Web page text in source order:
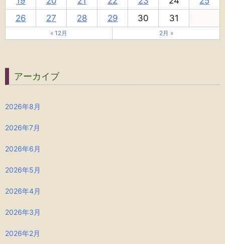
26
27 28 29 30 31
« 12月 2月 »
アーカイブ
2026年8月
2026年7月
2026年6月
2026年5月
2026年4月
2026年3月
2026年2月